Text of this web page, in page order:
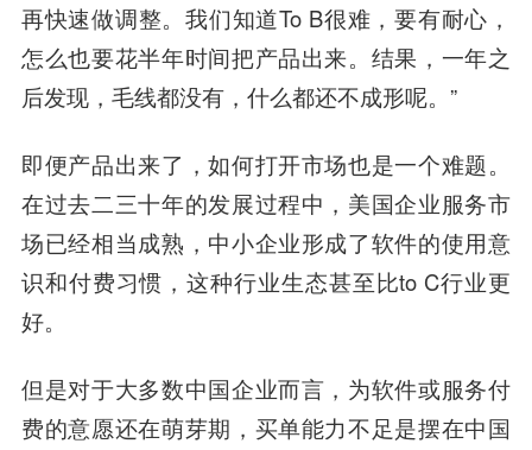
再快速做调整。我们知道To B很难，要有耐心，
怎么也要花半年时间把产品出来。结果，一年之
后发现，毛线都没有，什么都还不成形呢。”
即便产品出来了，如何打开市场也是一个难题。
在过去二三十年的发展过程中，美国企业服务市
场已经相当成熟，中小企业形成了软件的使用意
识和付费习惯，这种行业生态甚至比to C行业更
好。
但是对于大多数中国企业而言，为软件或服务付
费的意愿还在萌芽期，买单能力不足是摆在中国